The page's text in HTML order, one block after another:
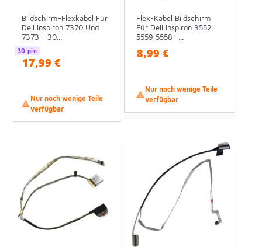
Bildschirm-Flexkabel Für
Dell Inspiron 7370 Und
7373 - 30...
30 pin
17,99 €

Nur noch wenige Teile
verfügbar
Flex-Kabel Bildschirm
Für Dell Inspiron 3552
5559 5558 -...
8,99 €

Nur noch wenige Teile
verfügbar